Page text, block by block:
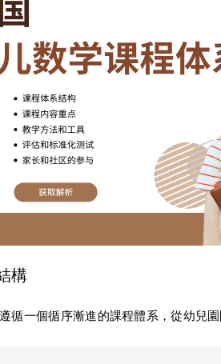
構
循一個循序漸進的課程體系，從幼兒